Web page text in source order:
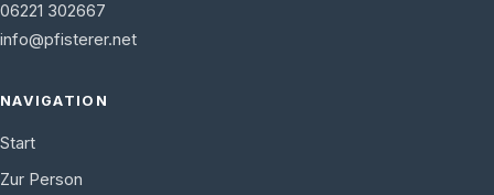
06221 302667
info@pfisterer.net
NAVIGATION
Start
Zur Person